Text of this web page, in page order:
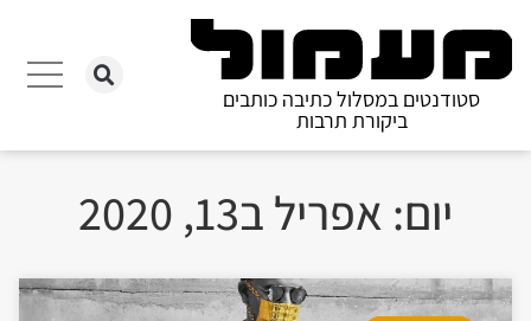
סטודנטים במסלול כתיבה כותבים
ביקורת תרבות
יום: אפריל ב13, 2020